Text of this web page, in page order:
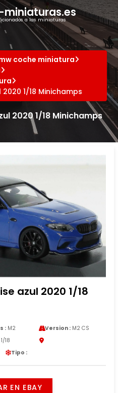
miniaturas.es
a las miniaturas
coche miniatura
1/18 Minichamps
2020 1/18 Minichamps
azul 2020 1/18
: M2 Version :M2 CS
1/18
Tipo :
EN EBAY